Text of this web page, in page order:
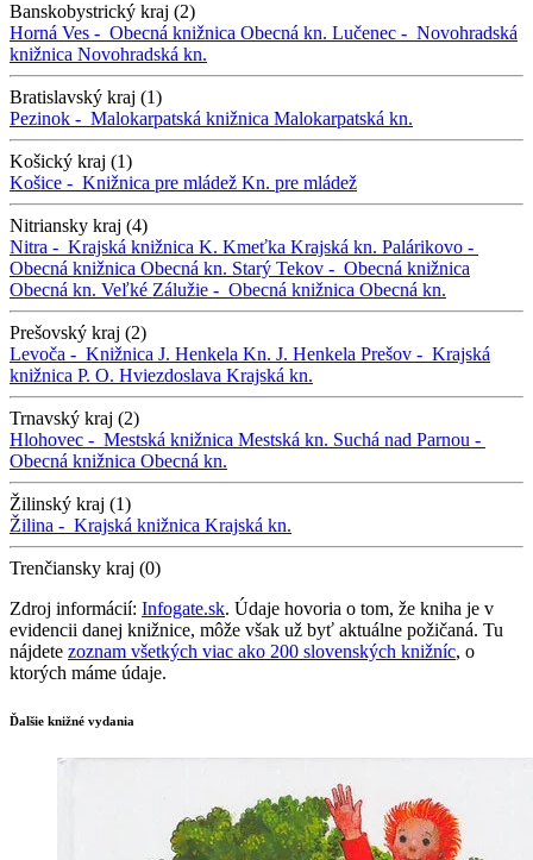
Banskobystrický kraj (2)
Horná Ves - Obecná knižnica Obecná kn. Lučenec - Novohradská
knižnica Novohradská kn.
Bratislavský kraj (1)
Pezinok - Malokarpatská knižnica Malokarpatská kn.
Košický kraj (1)
Košice - Knižnica pre mládež Kn. pre mládež
Nitriansky kraj (4)
Nitra - Krajská knižnica K. Kmeťka Krajská kn. Palárikovo -
Obecná knižnica Obecná kn. Starý Tekov - Obecná knižnica
Obecná kn. Veľké Zálužie - Obecná knižnica Obecná kn.
Prešovský kraj (2)
Levoča - Knižnica J. Henkela Kn. J. Henkela Prešov - Krajská
knižnica P. O. Hviezdoslava Krajská kn.
Trnavský kraj (2)
Hlohovec - Mestská knižnica Mestská kn. Suchá nad Parnou -
Obecná knižnica Obecná kn.
Žilinský kraj (1)
Žilina - Krajská knižnica Krajská kn.
Trenčiansky kraj (0)
Zdroj informácií: Infogate.sk. Údaje hovoria o tom, že kniha je v
evidencii danej knižnice, môže však už byť aktuálne požičaná. Tu
nájdete zoznam všetkých viac ako 200 slovenských knižníc, o
ktorých máme údaje.
Ďalšie knižné vydania